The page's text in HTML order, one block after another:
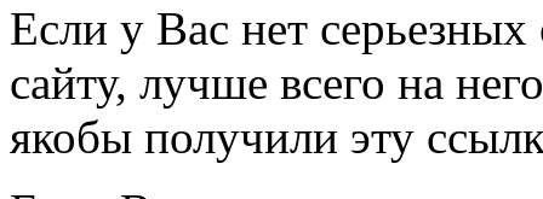
Если у Вас нет
сайту, лучше всего на
якобы получили эту